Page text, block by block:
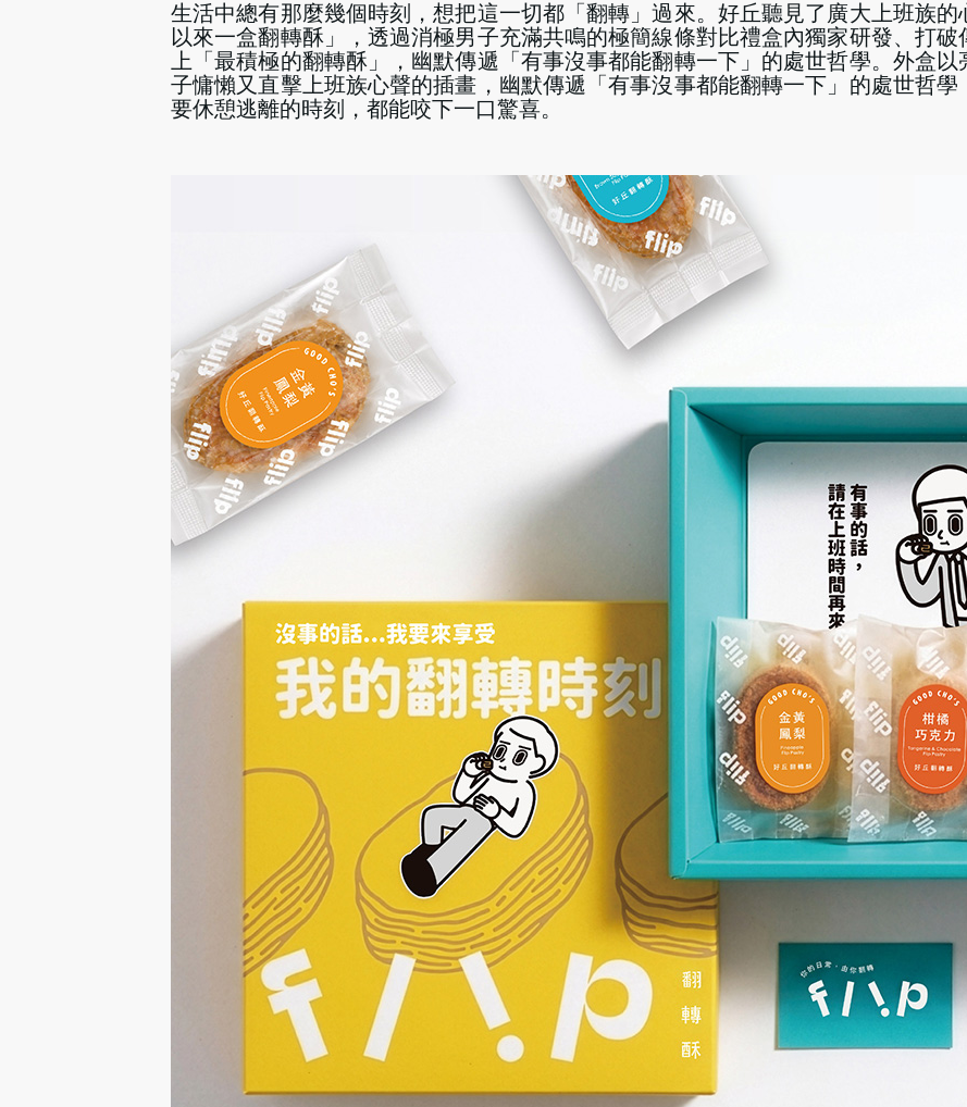
生活中總有那麼幾個時刻，想把這一切都「翻轉」過來。好丘聽見了廣大上班族
以來一盒翻轉酥」，透過消極男子充滿共鳴的極簡線條對比禮盒內獨家研發、打
上「最積極的翻轉酥」，幽默傳遞「有事沒事都能翻轉一下」的處世哲學。外盒
子慵懶又直擊上班族心聲的插畫，幽默傳遞「有事沒事都能翻轉一下」的處世哲
要休憩逃離的時刻，都能咬下一口驚喜。